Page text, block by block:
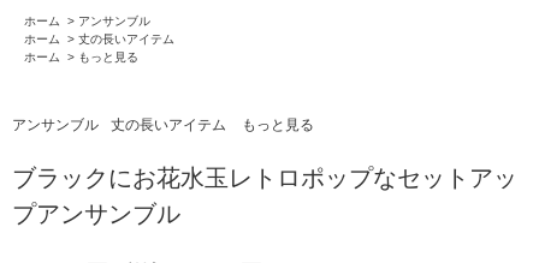
ホーム > アンサンブル
ホーム
> 丈の長いアイテム
ホーム
> もっと見る
アンサンブル 丈の長いアイテム もっと見る
ブラックにお花水玉レトロポップなセットアッ
プアンサンブル